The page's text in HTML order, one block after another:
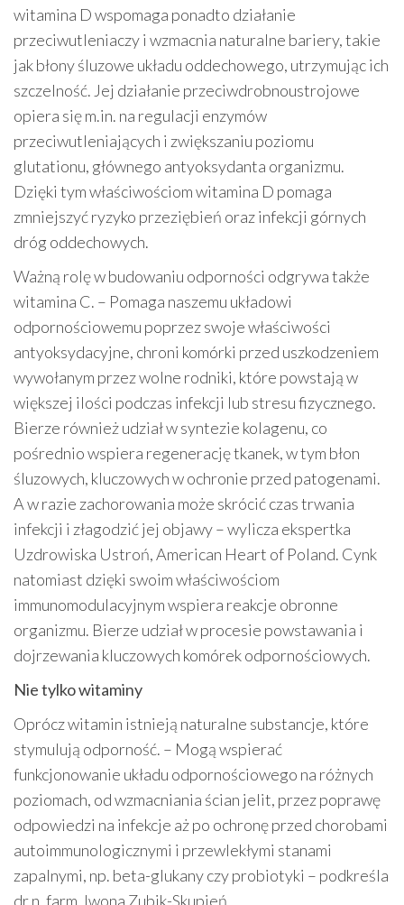
witamina D wspomaga ponadto działanie
przeciwutleniaczy i wzmacnia naturalne bariery, takie
jak błony śluzowe układu oddechowego, utrzymując ich
szczelność. Jej działanie przeciwdrobnoustrojowe
opiera się m.in. na regulacji enzymów
przeciwutleniających i zwiększaniu poziomu
glutationu, głównego antyoksydanta organizmu.
Dzięki tym właściwościom witamina D pomaga
zmniejszyć ryzyko przeziębień oraz infekcji górnych
dróg oddechowych.
Ważną rolę w budowaniu odporności odgrywa także
witamina C. – Pomaga naszemu układowi
odpornościowemu poprzez swoje właściwości
antyoksydacyjne, chroni komórki przed uszkodzeniem
wywołanym przez wolne rodniki, które powstają w
większej ilości podczas infekcji lub stresu fizycznego.
Bierze również udział w syntezie kolagenu, co
pośrednio wspiera regenerację tkanek, w tym błon
śluzowych, kluczowych w ochronie przed patogenami.
A w razie zachorowania może skrócić czas trwania
infekcji i złagodzić jej objawy – wylicza ekspertka
Uzdrowiska Ustroń, American Heart of Poland. Cynk
natomiast dzięki swoim właściwościom
immunomodulacyjnym wspiera reakcje obronne
organizmu. Bierze udział w procesie powstawania i
dojrzewania kluczowych komórek odpornościowych.
Nie tylko witaminy
Oprócz witamin istnieją naturalne substancje, które
stymulują odporność. – Mogą wspierać
funkcjonowanie układu odpornościowego na różnych
poziomach, od wzmacniania ścian jelit, przez poprawę
odpowiedzi na infekcje aż po ochronę przed chorobami
autoimmunologicznymi i przewlekłymi stanami
zapalnymi, np. beta-glukany czy probiotyki – podkreśla
dr n. farm. Iwona Zubik-Skupień.